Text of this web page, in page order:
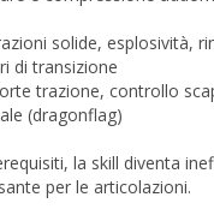
solide, esplosività,
di transizione
trazione, controllo
(dragonflag)
la skill diventa
per le articolazioni.